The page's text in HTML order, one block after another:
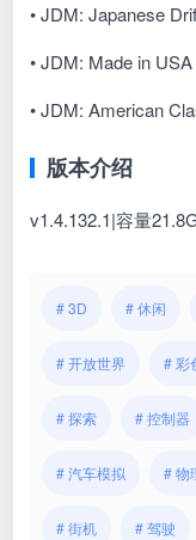
• JDM: Japanese
• JDM: Made in USA
• JDM: American
版本介绍
v1.4.132.1|容量
# 3D # 休闲
# 开放世界 # 彩
# 探索 # 控制器
# 汽车模拟 # 物
# 街机 # 驾驶